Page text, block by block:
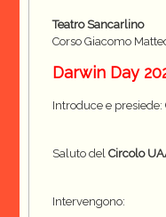
Teatro Sancarlino
Corso Giacomo
Darwin Day
Introduce e presiede:
Saluto del Circolo
Intervengono: